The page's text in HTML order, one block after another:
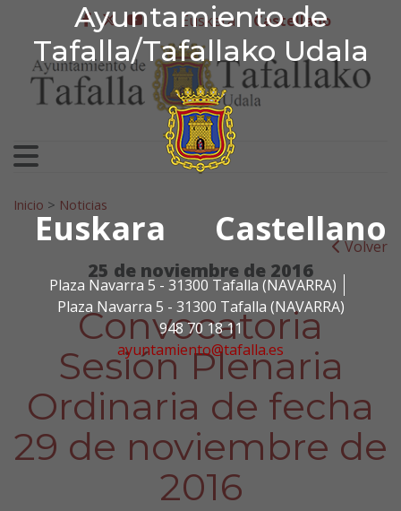
Ayuntamiento de
Tafalla/Tafallako Udala
Euskara Castellano
Plaza Navarra 5 - 31300 Tafalla (NAVARRA)
Plaza Navarra 5 - 31300 Tafalla (NAVARRA)
948 70 18 11
ayuntamiento@tafalla.es
Ir al contenido
Ayuntamiento de
facebook
twitter
youtube
Euskera Castellano
Search for:
Inicio > Noticias
Volver
25 de noviembre de 2016
Convocatoria
Sesión Plenaria
Ordinaria de fecha
29 de noviembre de
2016